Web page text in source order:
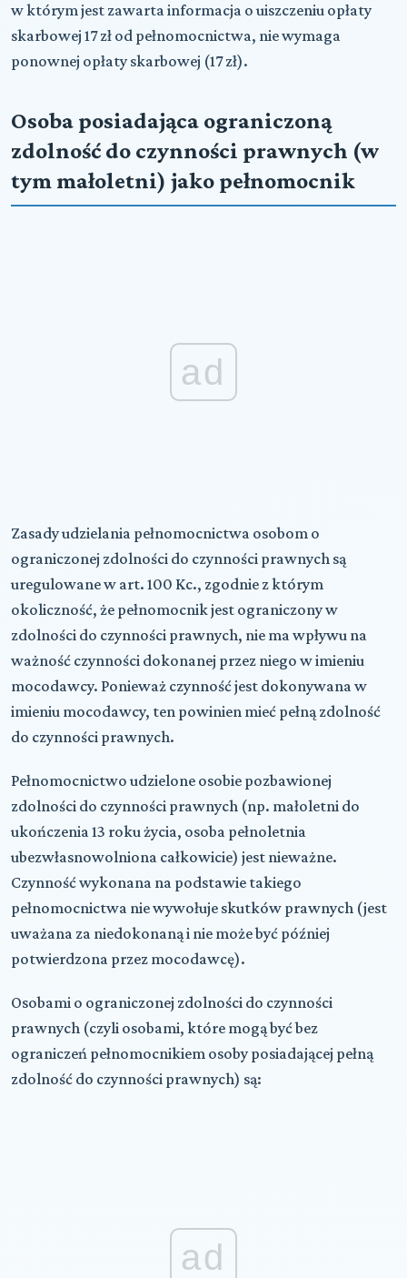
w którym jest zawarta informacja o uiszczeniu opłaty
skarbowej 17 zł od pełnomocnictwa, nie wymaga
ponownej opłaty skarbowej (17 zł).
Osoba posiadająca ograniczoną
zdolność do czynności prawnych (w
tym małoletni) jako pełnomocnik
ad
Zasady udzielania pełnomocnictwa osobom o
ograniczonej zdolności do czynności prawnych są
uregulowane w art. 100 Kc., zgodnie z którym
okoliczność, że pełnomocnik jest ograniczony w
zdolności do czynności prawnych, nie ma wpływu na
ważność czynności dokonanej przez niego w imieniu
mocodawcy. Ponieważ czynność jest dokonywana w
imieniu mocodawcy, ten powinien mieć pełną zdolność
do czynności prawnych.
Pełnomocnictwo udzielone osobie pozbawionej
zdolności do czynności prawnych (np. małoletni do
ukończenia 13 roku życia, osoba pełnoletnia
ubezwłasnowolniona całkowicie) jest nieważne.
Czynność wykonana na podstawie takiego
pełnomocnictwa nie wywołuje skutków prawnych (jest
uważana za niedokonaną i nie może być później
potwierdzona przez mocodawcę).
Osobami o ograniczonej zdolności do czynności
prawnych (czyli osobami, które mogą być bez
ograniczeń pełnomocnikiem osoby posiadającej pełną
zdolność do czynności prawnych) są:
ad